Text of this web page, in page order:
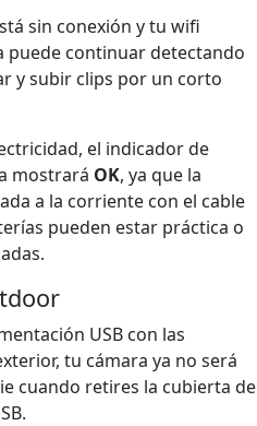
sin conexión y tu wifi
puede continuar detectando
y subir clips por un corto
el indicador de
mostrará OK, ya que la
a la corriente con el cable
pueden estar práctica o
USB con las
tu cámara ya no será
cuando retires la cubierta de